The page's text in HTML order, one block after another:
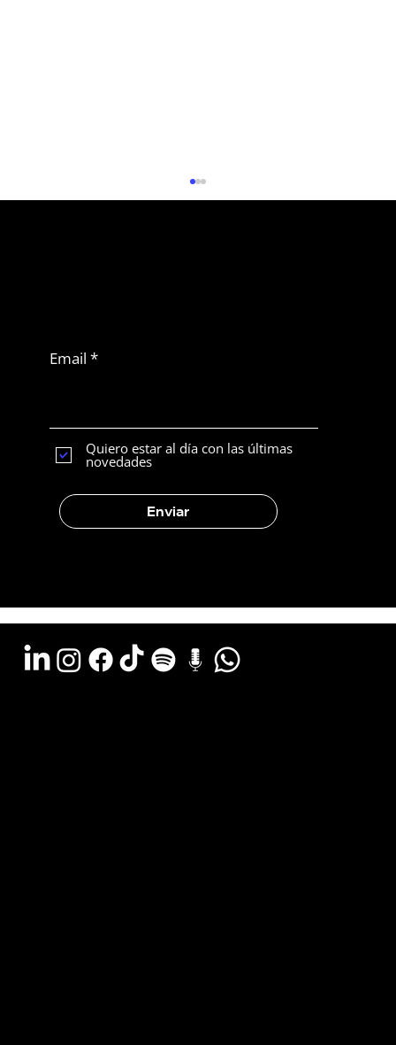
Latinoamérica?
News
Email
Enviar
Quiero estar al día con las últimas
novedades